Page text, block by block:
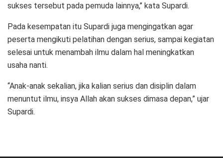
sukses tersebut pada pemuda lainnya,’’ kata Supardi.
Pada kesempatan itu Supardi juga mengingatkan agar
peserta mengikuti pelatihan dengan serius, sampai kegiatan
selesai untuk menambah ilmu dalam hal meningkatkan
usaha nanti.
“Anak-anak sekalian, jika kalian serius dan disiplin dalam
menuntut ilmu, insya Allah akan sukses dimasa depan,” ujar
Supardi.